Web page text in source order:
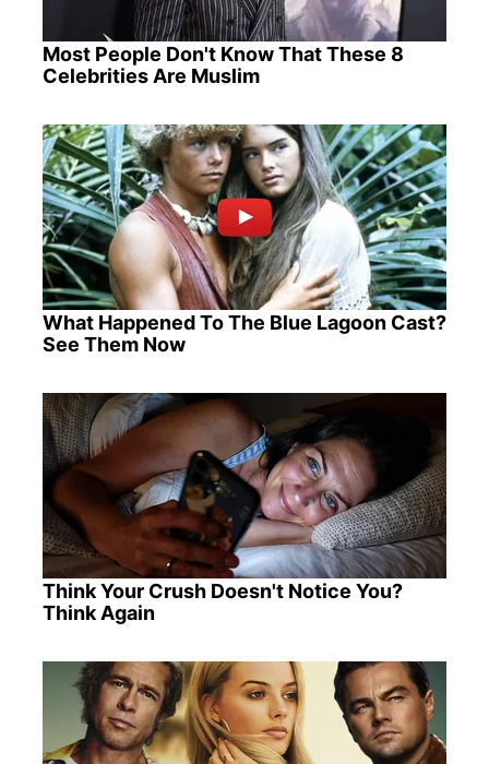
Most People Don't Know That These 8
Celebrities Are Muslim
What Happened To The Blue Lagoon Cast?
See Them Now
Think Your Crush Doesn't Notice You?
Think Again